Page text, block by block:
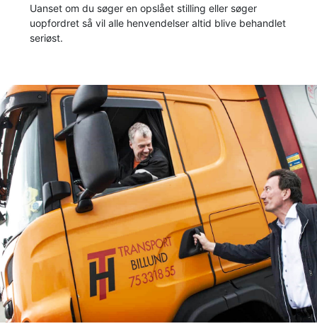
Uanset om du søger en opslået stilling eller søger
uopfordret så vil alle henvendelser altid blive behandlet
seriøst.